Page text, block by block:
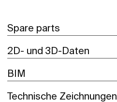
Spare parts
2D- und 3D-Daten
BIM
Technische Zeichnungen